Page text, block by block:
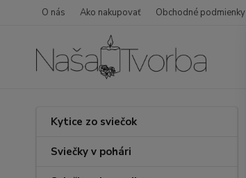
O nás Ako nakupovať Obchodné podmienky
Kytice zo sviečok
Sviečky v pohári